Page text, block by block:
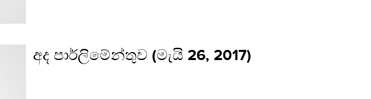
අද පාර්ලිමේන්තුව (මැයි 26, 2017)